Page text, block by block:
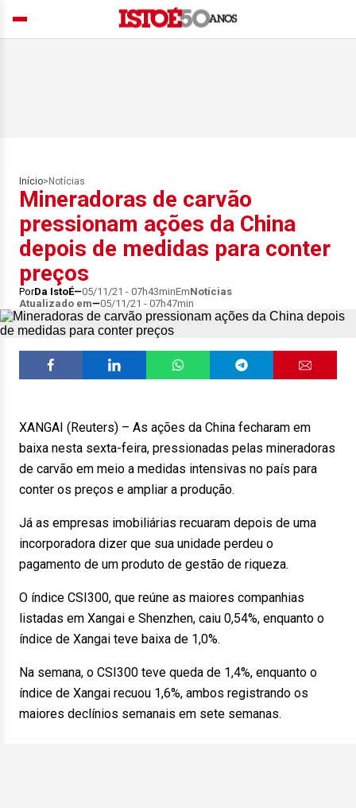
Início> Notícias
Mineradoras de carvão
pressionam ações da China
depois de medidas para conter
preços
PorDa IstoÉ 05/11/21 - 07h43minEmNotícias
Atualizado em
05/11/21 - 07h47min
XANGAI (Reuters) – As ações da China fecharam em
baixa nesta sexta-feira, pressionadas pelas mineradoras
de carvão em meio a medidas intensivas no país para
conter os preços e ampliar a produção.
Já as empresas imobiliárias recuaram depois de uma
incorporadora dizer que sua unidade perdeu o
pagamento de um produto de gestão de riqueza.
O índice CSI300, que reúne as maiores companhias
listadas em Xangai e Shenzhen, caiu 0,54%, enquanto o
índice de Xangai teve baixa de 1,0%.
Na semana, o CSI300 teve queda de 1,4%, enquanto o
índice de Xangai recuou 1,6%, ambos registrando os
maiores declínios semanais em sete semanas.